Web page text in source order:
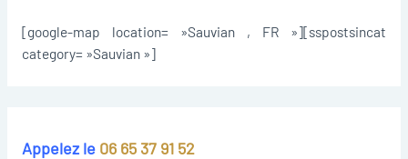
[google-map location= »Sauvian , FR »][sspostsincat
category= »Sauvian »]
Appelez le 06 65 37 91 52